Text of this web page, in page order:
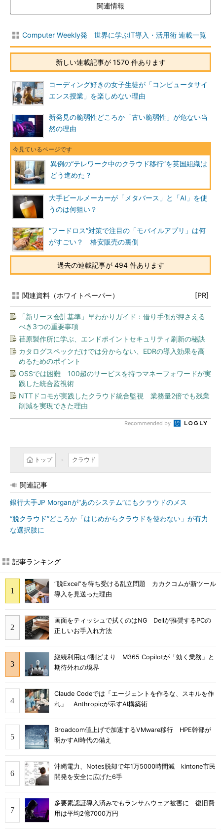
関連情報
Computer Weekly発 世界に学ぶIT導入・活用術 連載一覧
新しい連載記事が 1570 件あります
コーディング好きの女子生徒が「コンピュータサイ
エンス授業」を楽しめない理由
新発見の脆弱性どころか「古い脆弱性」が危ない当
然の理由
異例の“テレワーク中のクラウド移行”を英国組織は
どう進めた？
大手ビールメーカーが「メタバース」と「AI」を使
うのは何狙い？
“フードロス”対策で注目の「モバイルアプリ」は何
がすごい？ 格安販売の裏側
過去の連載記事が 494 件あります
関連資料（ホワイトペーパー） [PR]
「新リース会計基準」早わかりガイド：借り手側が押さえる
べき3つの重要事項
荏原製作所に学ぶ、エンドポイントセキュリティ刷新の秘訣
カタログスペックだけでは分からない、EDRの導入効果を高
めるためのポイント
OSSでは困難 100超のサービスを持つマネーフォワードが実
践した統合監視術
NTTドコモが実践したクラウド統合監視 業務量2倍でも残業
削減を実現できた理由
Recommended by
トップ クラウド
関連記事
銀行大手JP Morganが“あのシステム”にもクラウドのメス
“脱クラウド”どころか「はじめからクラウドを使わない」が有力
な選択肢に
記事ランキング
“脱Excel”を待ち受ける乱立問題 カカクコムが新ツール
導入を見送った理由
画面をティッシュで拭くのはNG Dellが推奨するPCの
正しいお手入れ方法
継続利用は4割どまり M365 Copilotが「効く業務」と
期待外れの境界
Claude Codeでは「エージェントを作るな、スキルを作
れ」 Anthropicが示すAI構築術
Broadcom値上げで加速するVMware移行 HPE幹部が
明かすAI時代の備え
沖縄電力、Notes脱却で年1万5000時間減 kintone市民
開発を安全に広げた6手
多要素認証導入済みでもランサムウェア被害に 復旧費
用は平均2億7000万円